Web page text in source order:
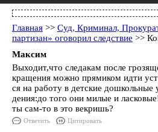
Главная >> Суд, Криминал,
партизан» оговорил следствие >>
Максим
Выходит,что следакам после
кращения можно прямиком идти
ся на работу в детские дошкольные
дения:до того они милые и
ты сам-то в это векришь?
Ответить Цитировать